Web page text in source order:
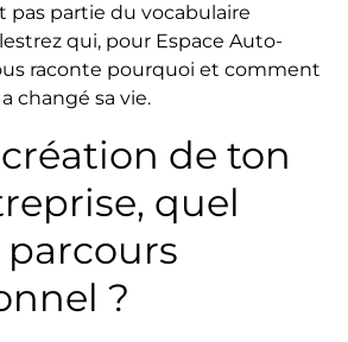
pas partie du vocabulaire
qui, pour Espace Auto-
raconte pourquoi et comment
changé sa vie.
de ton
quel
?